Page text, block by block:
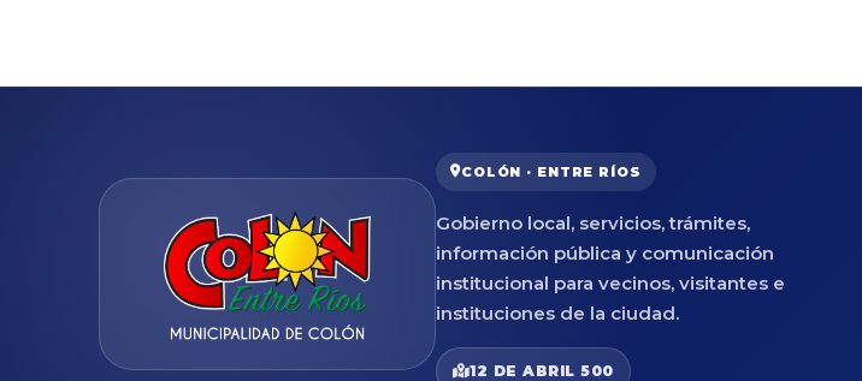
COLÓN · ENTRE RÍOS
Gobierno local, servicios, trámites,
información pública y comunicación
institucional para vecinos, visitantes e
instituciones de la ciudad.
12 DE ABRIL 500